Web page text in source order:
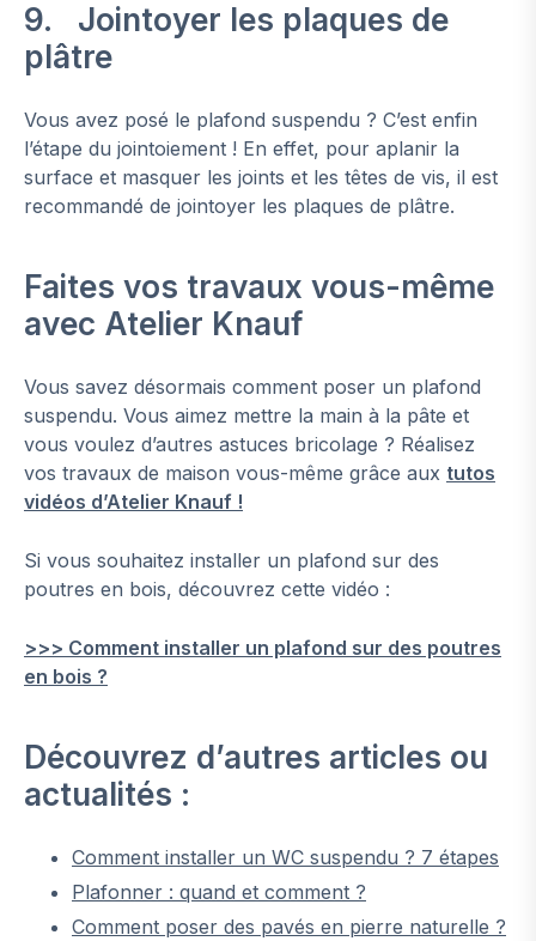
9. Jointoyer les plaques de
plâtre
Vous avez posé le plafond suspendu ? C’est enfin
l’étape du jointoiement ! En effet, pour aplanir la
surface et masquer les joints et les têtes de vis, il est
recommandé de jointoyer les plaques de plâtre.
Faites vos travaux vous-même
avec Atelier Knauf
Vous savez désormais comment poser un plafond
suspendu. Vous aimez mettre la main à la pâte et
vous voulez d’autres astuces bricolage ? Réalisez
vos travaux de maison vous-même grâce aux tutos
vidéos d’Atelier Knauf !
Si vous souhaitez installer un plafond sur des
poutres en bois, découvrez cette vidéo :
>>> Comment installer un plafond sur des poutres
en bois ?
Découvrez d’autres articles ou
actualités :
Comment installer un WC suspendu ? 7 étapes
Plafonner : quand et comment ?
Comment poser des pavés en pierre naturelle ?